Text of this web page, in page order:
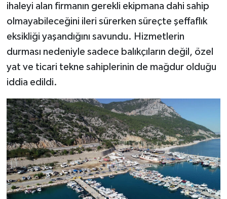
ihaleyi alan firmanın gerekli ekipmana dahi sahip
olmayabileceğini ileri sürerken süreçte şeffaflık
eksikliği yaşandığını savundu. Hizmetlerin
durması nedeniyle sadece balıkçıların değil, özel
yat ve ticari tekne sahiplerinin de mağdur olduğu
iddia edildi.